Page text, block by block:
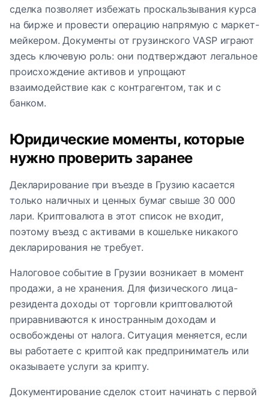
сделка позволяет избежать проскальзывания курса
на бирже и провести операцию напрямую с маркет-
мейкером. Документы от грузинского VASP играют
здесь ключевую роль: они подтверждают легальное
происхождение активов и упрощают
взаимодействие как с контрагентом, так и с
банком.
Юридические моменты, которые
нужно проверить заранее
Декларирование при въезде в Грузию касается
только наличных и ценных бумаг свыше 30 000
лари. Криптовалюта в этот список не входит,
поэтому въезд с активами в кошельке никакого
декларирования не требует.
Налоговое событие в Грузии возникает в момент
продажи, а не хранения. Для физического лица-
резидента доходы от торговли криптовалютой
приравниваются к иностранным доходам и
освобождены от налога. Ситуация меняется, если
вы работаете с криптой как предприниматель или
оказываете услуги за крипту.
Документирование сделок стоит начинать с первой